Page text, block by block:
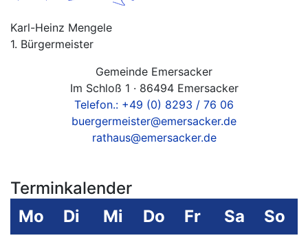
Karl-Heinz Mengele
1. Bürgermeister
Gemeinde Emersacker
Im Schloß 1 · 86494 Emersacker
Telefon.: +49 (0) 8293 / 76 06
buergermeister@emersacker.de
rathaus@emersacker.de
Terminkalender
Mo
Di Mi Do Fr Sa
So